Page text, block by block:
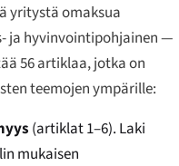
yritystä omaksua
ja hyvinvointipohjainen —
56 artiklaa, jotka on
teemojen ympärille:
(artiklat 1–6). Laki
mukaisen